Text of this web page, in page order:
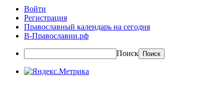
Войти
Регистрация
Православный календарь на сегодня
В-Православии.рф
Поиск